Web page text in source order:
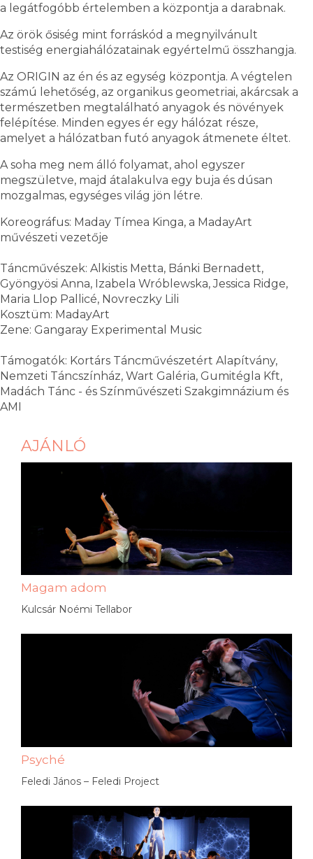
a legátfogóbb értelemben a központja a darabnak.
Az örök ősiség mint forráskód a megnyilvánult
testiség energiahálózatainak egyértelmű összhangja.
Az ORIGIN az én és az egység központja. A végtelen
számú lehetőség, az organikus geometriai, akárcsak a
természetben megtalálható anyagok és növények
felépítése. Minden egyes ér egy hálózat része,
amelyet a hálózatban futó anyagok átmenete éltet.
A soha meg nem álló folyamat, ahol egyszer
megszületve, majd átalakulva egy buja és dúsan
mozgalmas, egységes világ jön létre.
Koreográfus: Maday Tímea Kinga, a MadayArt
művészeti vezetője
Táncművészek: Alkistis Metta, Bánki Bernadett,
Gyöngyösi Anna, Izabela Wróblewska, Jessica Ridge,
Maria Llop Pallicé, Novreczky Lili
Kosztüm: MadayArt
Zene: Gangaray Experimental Music
Támogatók: Kortárs Táncművészetért Alapítvány,
Nemzeti Táncszínház, Wart Galéria, Gumitégla Kft,
Madách Tánc - és Színművészeti Szakgimnázium és
AMI
AJÁNLÓ
Magam adom
Kulcsár Noémi Tellabor
Psyché
Feledi János – Feledi Project